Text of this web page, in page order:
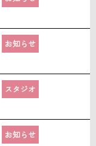
お知らせ
スタジオ
お知らせ